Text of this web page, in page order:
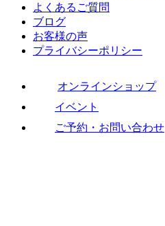
よくあるご質問
ブログ
お客様の声
プライバシーポリシー
オンラインショップ
イベント
ご予約・お問い合わせ